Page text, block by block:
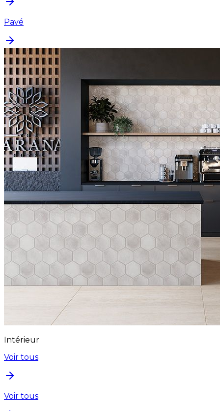
Pavé
Intérieur
Voir tous
Voir tous